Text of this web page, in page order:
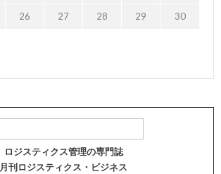
26 27 28 29 30
ロジスティクス管理の専門誌
月刊ロジスティクス・ビジネス